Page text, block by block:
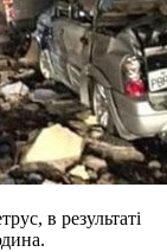
в результаті